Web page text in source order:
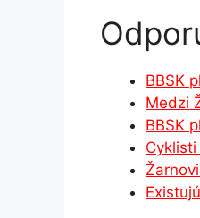
c
e
b
o
o
k
s
s
e
n
g
er
BBSK
Medzi
BBSK